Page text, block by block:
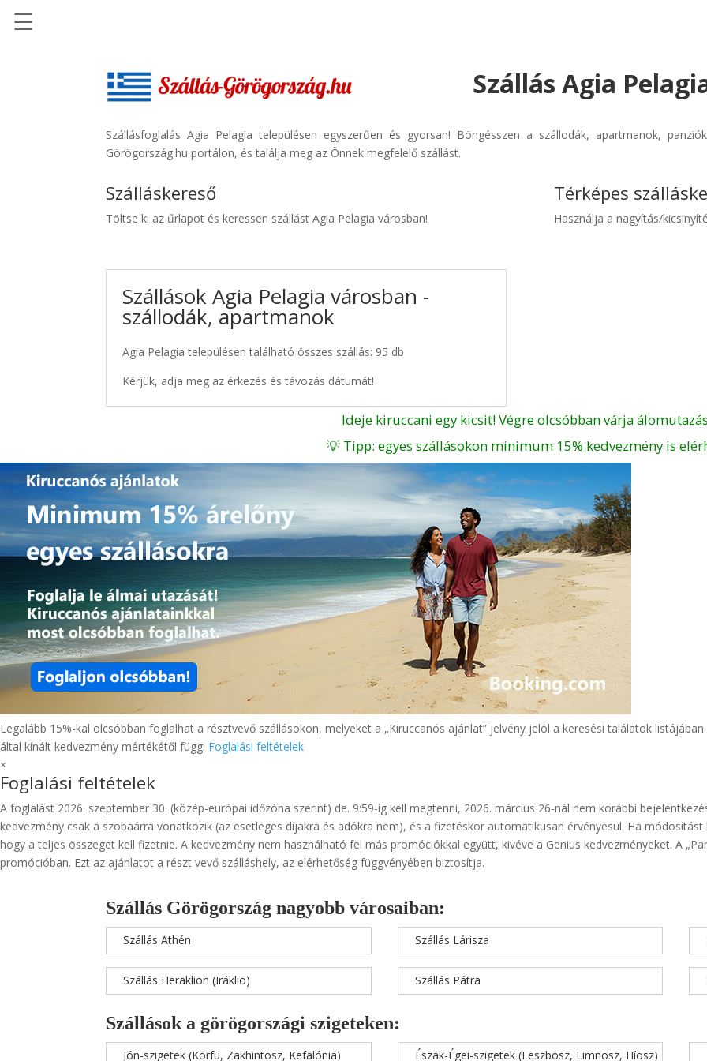
Szállásinfo.eu
Repülőjegy
Autóbérlés
☰
Szállás Agia
Szállásfoglalás Agia Pelagia településen egyszerűen és gyorsan! Böngésszen a szállodák, apartmanok,
Görögország.hu portálon, és találja meg az Önnek megfelelő szállást.
Szálláskereső
Töltse ki az űrlapot és keressen szállást Agia Pelagia városban!
Szállások Agia Pelagia városban -
szállodák, apartmanok
Agia Pelagia településen található összes szállás: 95 db
Kérjük, adja meg az érkezés és távozás dátumát!
Térképes
Használja a nagyítás/
Ideje kiruccani egy kicsit! Végre olcsóbban várja
💡 Tipp: egyes szállásokon minimum 15% kedvezmény is
Legalább 15%-kal olcsóbban foglalhat a résztvevő szállásokon, melyeket a „Kiruccanós ajánlat” jelvény jelöl a keresési találatok
által kínált kedvezmény mértékétől függ. Foglalási feltételek
×
Foglalási feltételek
A foglalást 2026. szeptember 30. (közép-európai időzóna szerint) de. 9:59-ig kell megtenni, 2026. március 26-nál nem korábbi
kedvezmény csak a szobaárra vonatkozik (az esetleges díjakra és adókra nem), és a fizetéskor automatikusan érvényesül. Ha
hogy a teljes összeget kell fizetnie. A kedvezmény nem használható fel más promóciókkal együtt, kivéve a Genius kedvezményeket. A
promócióban. Ezt az ajánlatot a részt vevő szálláshely, az elérhetőség függvényében biztosítja.
Szállás Görögország nagyobb városaiban:
Szállás Athén
Szállás Heraklion (Iráklio)
Szállás Lárisza
Szállás Pátra
Szállások a görögországi szigeteken:
Jón-szigetek (Korfu, Zakhintosz, Kefalónia) Észak-Égei-szigetek (Leszbosz, Limnosz, Híosz)